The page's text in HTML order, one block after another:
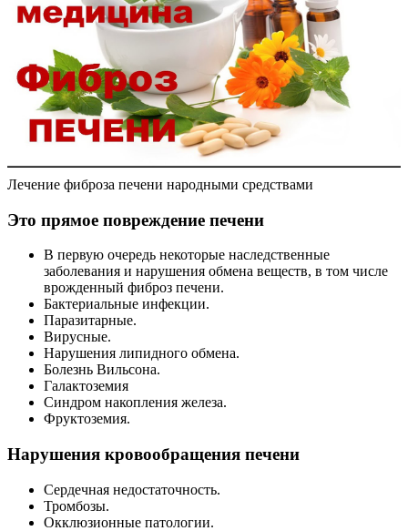
Лечение фиброза печени народными средствами
Это прямое повреждение печени
В первую очередь некоторые наследственные
заболевания и нарушения обмена веществ, в том числе
врожденный фиброз печени.
Бактериальные инфекции.
Паразитарные.
Вирусные.
Нарушения липидного обмена.
Болезнь Вильсона.
Галактоземия
Синдром накопления железа.
Фруктоземия.
Нарушения кровообращения печени
Сердечная недостаточность.
Тромбозы.
Окклюзионные патологии.